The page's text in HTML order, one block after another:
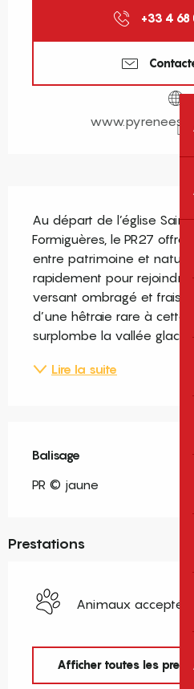
+33 4 68
www.pyrenees-
Au départ de l’église
Formiguères, le PR27 offre
entre patrimoine et nature.
rapidement pour rejoindre
versant ombragé et frais,
d’une hêtraie rare à cette
surplombe la vallée
Lire la suite
Balisage
PR © jaune
Prestations
Animaux acceptés
Afficher toutes les